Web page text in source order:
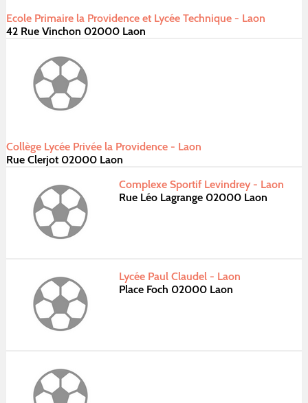
Ecole Primaire la Providence et Lycée Technique - Laon
42 Rue Vinchon 02000 Laon
Collège Lycée Privée la Providence - Laon
Rue Clerjot 02000 Laon
Complexe Sportif Levindrey - Laon
Rue Léo Lagrange 02000 Laon
Lycée Paul Claudel - Laon
Place Foch 02000 Laon